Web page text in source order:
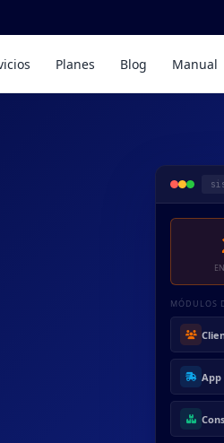
Planes Blog Manual
MÓDULOS
App